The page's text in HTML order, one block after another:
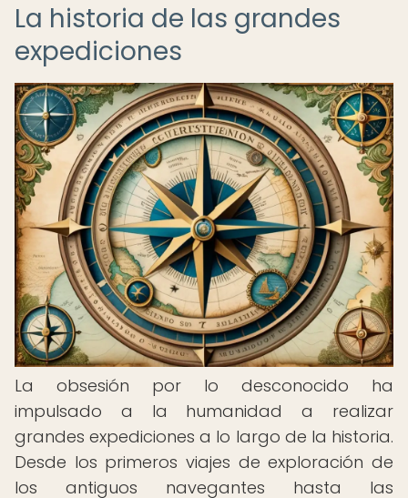
La historia de las grandes
expediciones
La obsesión por lo desconocido ha
impulsado a la humanidad a realizar
grandes expediciones a lo largo de la historia.
Desde los primeros viajes de exploración de
los antiguos navegantes hasta las